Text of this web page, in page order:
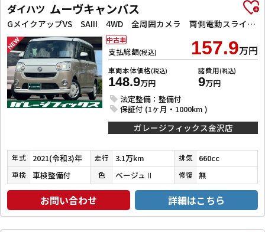
ダイハツ ムーヴキャンバス
GメイクアップVS SAIII 4WD 全周囲カメラ 両側電動スライドドア ナビ TV クリアランスソナー 衝突被害軽減システム オートマチックハイビーム オートライト LEDヘッドランプ スマートキー アイドリングストップ
支払総額(税込) 157.9万円
車両本体価格(税込)
148.9万円
諸費用(税込)
9万円
法定整備：整備付
保証付 (1ヶ月・1000km )
中古車
ガレージフィックス金沢店
年式 2021(令和3)年 走行 3.1万km 排気 660cc
車検 車検整備付 色 ベージュⅡ 修復 無
お問い合わせ 詳細はこちら